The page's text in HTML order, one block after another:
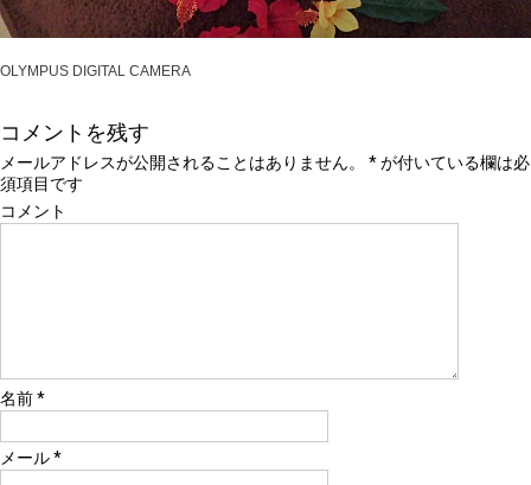
OLYMPUS DIGITAL CAMERA
コメントを残す
メールアドレスが公開されることはありません。 *が付いている欄は必
須項目です
コメント
名前*
メール*